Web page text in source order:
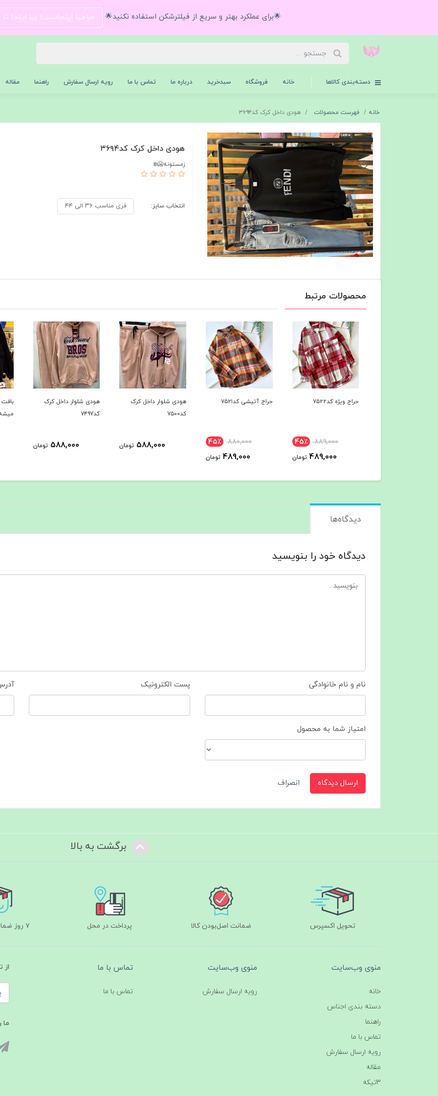
🌟برای عملکرد بهتر و سریع از فیلترشکن استفاده نکنید🌟 حراجیا اینجاست؟ بیا اینجا
دسته‌بندی کالاها خانه فروشگاه سبدخرید درباره ما تماس با ما رویه ارسال سفارش راهنما مقاله
خانه فهرست محصولات هودی داخل کرک کد۳۶۹۴
هودی داخل کرک کد۳۶۹۴
زمستونه🥶❄️
انتخاب سایز: فری مناسب ۳۶ الی ۴۴
محصولات مرتبط
حراج ویژه کد۷۵۲۲
889,000 45٪
489,000 تومان
حراج آتیشی کد۷۵۲۱
880,000 45٪
489,000 تومان
هودی شلوار داخل کرک
کد۷۵۰۰
588,000 تومان
هودی شلوار داخل کرک
کد۷۴۹7
588,000 تومان
میشه
دیدگاه‌ها
دیدگاه خود را بنویسید
نام و نام خانوادگی پست الکترونیک
امتیاز شما به محصول
ارسال دیدگاه انصراف
برگشت به بالا
تحویل اکسپرس ضمانت اصل‌بودن کالا پرداخت در محل ۷ روز ضمانت بازگشت
منوی وب‌سایت
خانه
دسته بندی اجناس
راهنما
تماس با ما
رویه ارسال سفارش
مقاله
3تیکه
منوی وب‌سایت
رویه ارسال سفارش
تماس با ما
تماس با ما
از
ما